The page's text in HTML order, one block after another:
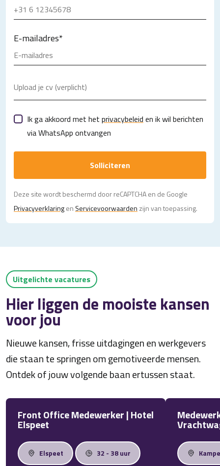
E-mailadres*
Upload je cv (verplicht)
Ik ga akkoord met het privacybeleid en ik wil berichten
via WhatsApp ontvangen
Solliciteren
Deze site wordt beschermd door reCAPTCHA en de Google
Privacy­verklaringen Servicevoorwaarden zijn van toepassing.
Uitgelichte vacatures
Hier liggen de mooiste kansen
voor jou
Nieuwe kansen, frisse uitdagingen en werkgevers
die staan te springen om gemotiveerde mensen.
Ontdek of jouw volgende baan ertussen staat.
Front Office Medewerker | Hotel
Elspeet
Elspeet 32 - 38 uur